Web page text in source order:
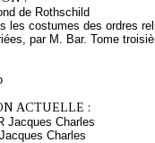
de Rothschild
les costumes des ordres
par M. Bar. Tome
ACTUELLE :
Jacques Charles
Charles